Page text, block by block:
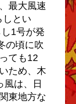
最大風速
しとい
1号が発
の頃に吹
ても12
ため、木
風は、日
東地方な